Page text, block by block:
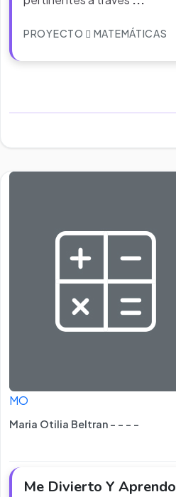
PROYECTO MATEMÁTICAS
MO
Maria Otilia Beltran - - - -
Me Divierto Y Aprendo